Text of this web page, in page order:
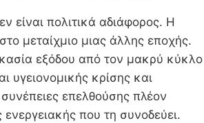
είναι πολιτικά αδιάφορος. Η
μεταίχμιο μιας άλλης εποχής.
εξόδου από τον μακρύ κύκλο
υγειονομικής κρίσης και
επελθούσης πλέον
ενεργειακής που τη συνοδεύει.